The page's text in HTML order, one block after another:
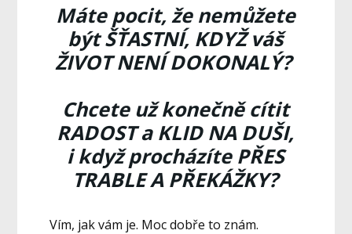
Máte pocit, že nemůžete
být ŠŤASTNÍ, KDYŽ váš
ŽIVOT NENÍ DOKONALÝ?
Chcete už konečně cítit
RADOST a KLID NA DUŠI,
i když procházíte PŘES
TRABLE A PŘEKÁŽKY?
Vím, jak vám je. Moc dobře to znám.